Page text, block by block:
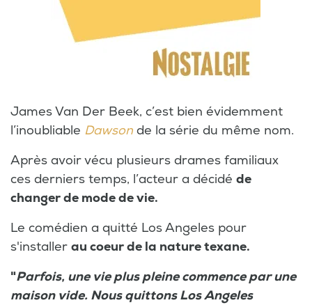
James Van Der Beek, c’est bien évidemment
l’inoubliable Dawson de la série du même nom.
Après avoir vécu plusieurs drames familiaux
ces derniers temps, l’acteur a décidé de
changer de mode de vie.
Le comédien a quitté Los Angeles pour
s'installer au coeur de la nature texane.
"Parfois, une vie plus pleine commence par une
maison vide. Nous quittons Los Angeles